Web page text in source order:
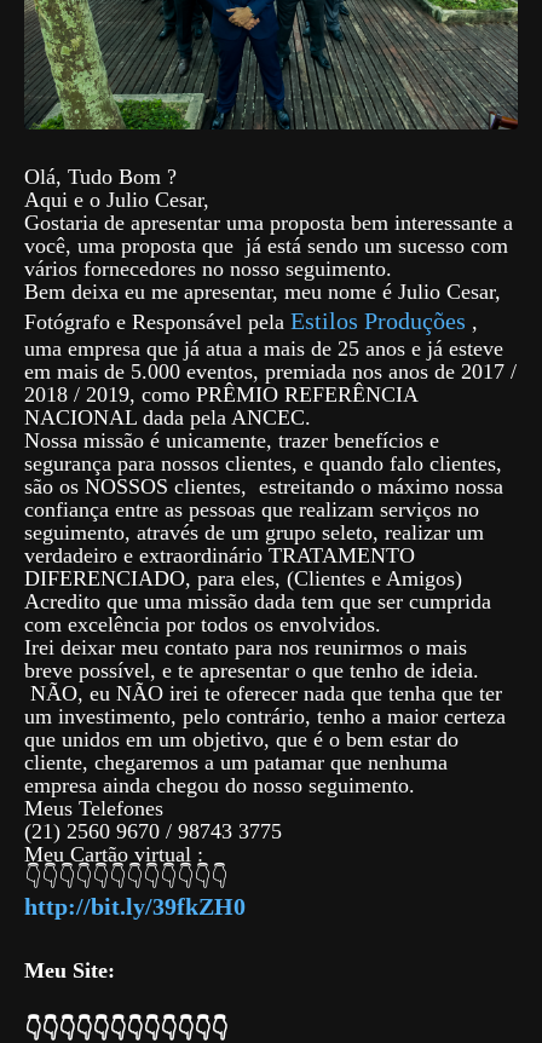
Olá, Tudo Bom ?
Aqui e o Julio Cesar,
Gostaria de apresentar uma proposta bem interessante a
você, uma proposta que já está sendo um sucesso com
vários fornecedores no nosso seguimento.
Bem deixa eu me apresentar, meu nome é Julio Cesar,
Fotógrafo e Responsável pela Estilos Produções ,
uma empresa que já atua a mais de 25 anos e já esteve
em mais de 5.000 eventos, premiada nos anos de 2017 /
2018 / 2019, como PRÊMIO REFERÊNCIA
NACIONAL dada pela ANCEC.
Nossa missão é unicamente, trazer benefícios e
segurança para nossos clientes, e quando falo clientes,
são os NOSSOS clientes, estreitando o máximo nossa
confiança entre as pessoas que realizam serviços no
seguimento, através de um grupo seleto, realizar um
verdadeiro e extraordinário TRATAMENTO
DIFERENCIADO, para eles, (Clientes e Amigos)
Acredito que uma missão dada tem que ser cumprida
com excelência por todos os envolvidos.
Irei deixar meu contato para nos reunirmos o mais
breve possível, e te apresentar o que tenho de ideia.
NÃO, eu NÃO irei te oferecer nada que tenha que ter
um investimento, pelo contrário, tenho a maior certeza
que unidos em um objetivo, que é o bem estar do
cliente, chegaremos a um patamar que nenhuma
empresa ainda chegou do nosso seguimento.
Meus Telefones
(21) 2560 9670 / 98743 3775
Meu Cartão virtual :
👇👇👇👇👇👇👇👇👇👇👇👇
http://bit.ly/39fkZH0
Meu Site:
👇👇👇👇👇👇👇👇👇👇👇👇